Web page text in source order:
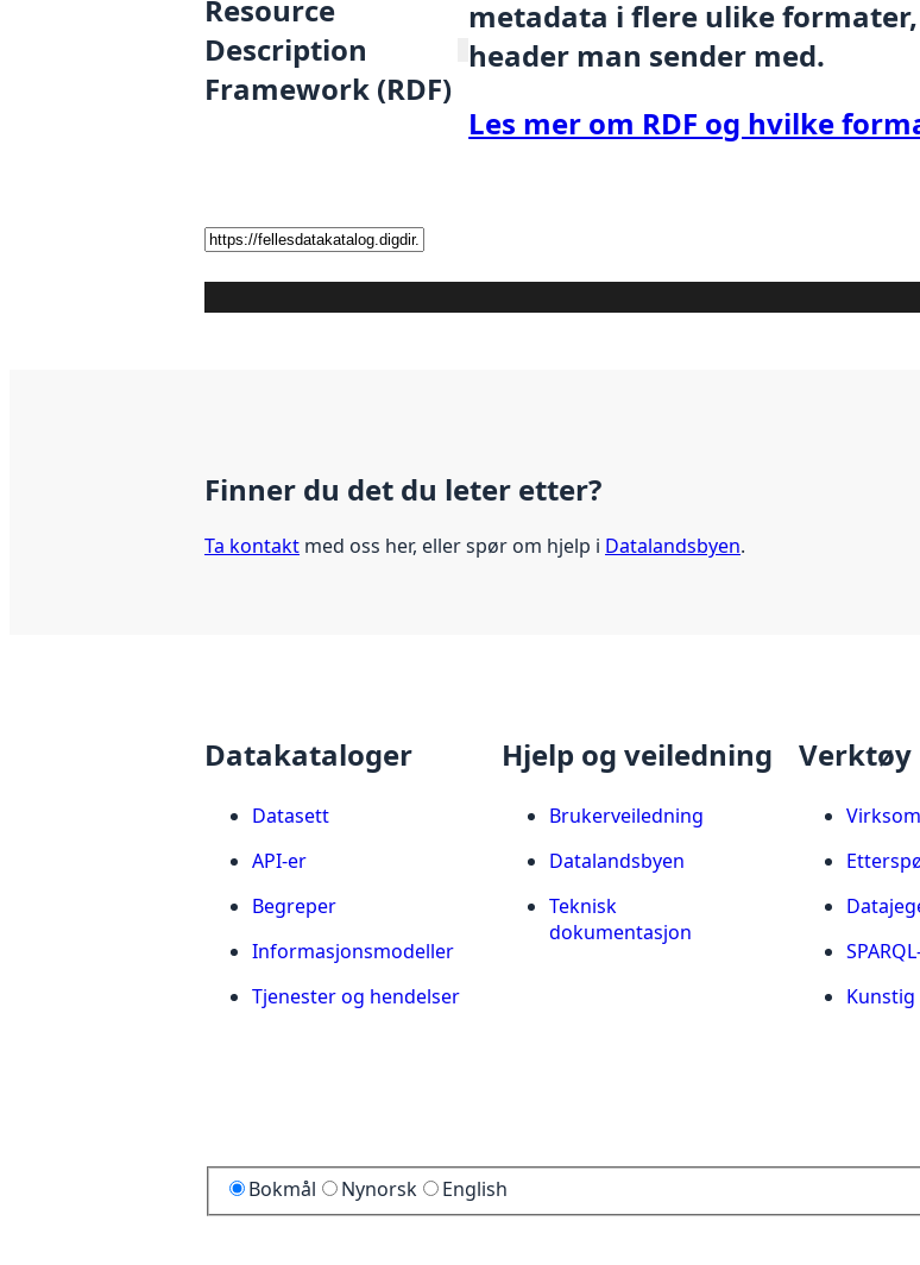
Resource
Description
Framework (RDF)
metadata i flere ulike
header man sender med.
Les mer om RDF og hvilke
Finner du det du leter etter?
Ta kontakt med oss her, eller spør om hjelp i Datalandsbyen.
Datakataloger
Datasett
API-er
Begreper
Informasjonsmodeller
Tjenester og hendelser
Hjelp og veiledning
Brukerveiledning
Datalandsbyen
Teknisk
dokumentasjon
Verktøy
Bokmål Nynorsk English